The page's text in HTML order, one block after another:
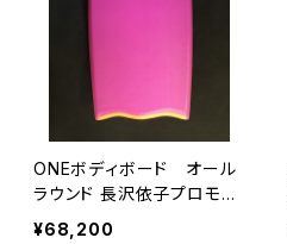
ONEボディボード オール
ラウンド 長沢依子プロモデ
ル スーパーハードフォーム
¥68,200